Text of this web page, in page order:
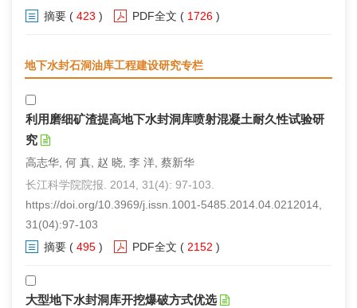
摘要 ( 423 ) PDF全文 ( 1726 )
地下水封石洞油库工程建设研究专栏
利用磨细矿渣提高地下水封洞库喷射混凝土耐久性试验研
究
高志华, 何 真, 赵 晓, 李 洋, 蔡新华
长江科学院院报. 2014, 31(4): 97-103.
https://doi.org/10.3969/j.issn.1001-5485.2014.04.0212014,
31(04):97-103
摘要 ( 495 ) PDF全文 ( 2152 )
大型地下水封洞库开挖爆破方式优选